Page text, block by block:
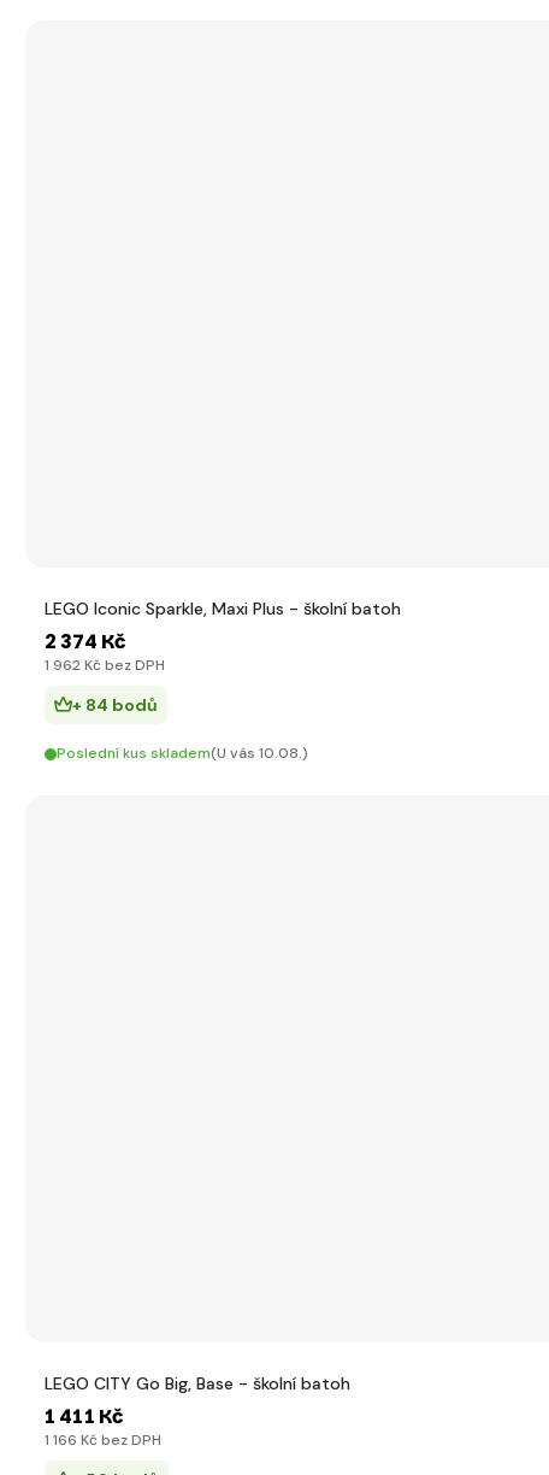
LEGO Iconic Sparkle, Maxi Plus - školní batoh
2 374 Kč
1 962 Kč bez DPH
+ 84 bodů
Poslední kus skladem(U vás 10.08.)
LEGO CITY Go Big, Base - školní batoh
1 411 Kč
1 166 Kč bez DPH